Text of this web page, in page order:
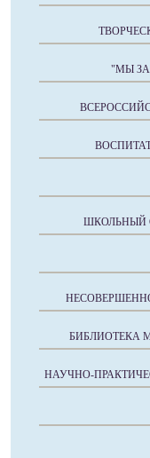
"МЫ ЗА
ШКОЛЬНЫЙ
БИБЛИОТЕКА
НАУЧНО-